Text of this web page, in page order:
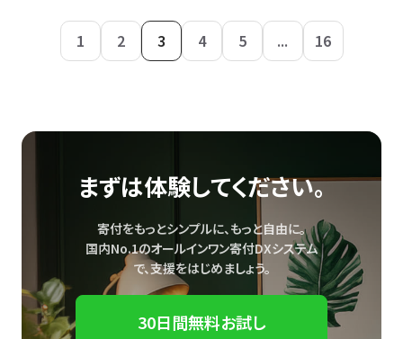
1 2 3 4 5 ... 16
まずは体験してください。
寄付をもっとシンプルに、もっと自由に。
国内No.1のオールインワン寄付DXシステム
で、支援をはじめましょう。
30日間無料お試し